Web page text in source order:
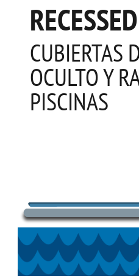
CUBIERTAS
OCULTO Y
PISCINAS